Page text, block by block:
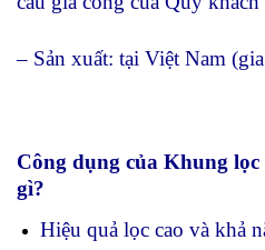
– Sản xuất: tại Việt Nam
Công dụng của Khung
gì?
Hiệu quả lọc cao và khả